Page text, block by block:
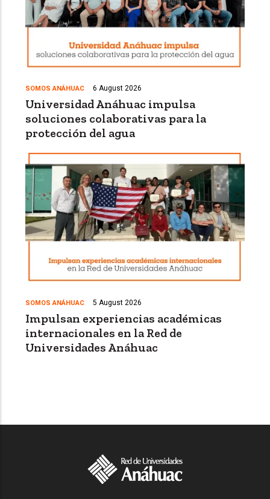
SOMOS ANÁHUAC 6 August 2026
Universidad Anáhuac impulsa
soluciones colaborativas para la
protección del agua
SOMOS ANÁHUAC 5 August 2026
Impulsan experiencias académicas
internacionales en la Red de
Universidades Anáhuac